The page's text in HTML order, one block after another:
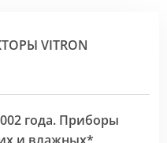
VITRON
года. Приборы